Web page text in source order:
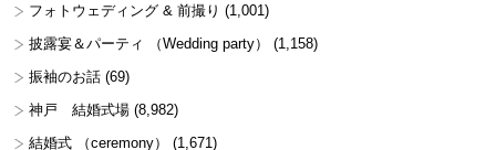
フォトウェディング & 前撮り (1,001)
披露宴＆パーティ （Wedding party）
(1,158)
振袖のお話 (69)
神戸 結婚式場 (8,982)
結婚式 （ceremony）
(1,671)